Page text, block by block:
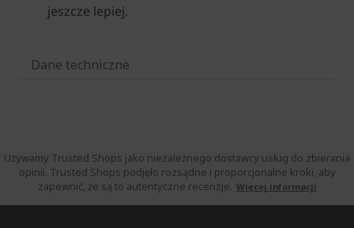
Dane techniczne
Używamy Trusted Shops jako niezależnego dostawcy usług do zbierania
opinii. Trusted Shops podjęło rozsądne i proporcjonalne kroki, aby
zapewnić, że są to autentyczne recenzje. Więcej informacji